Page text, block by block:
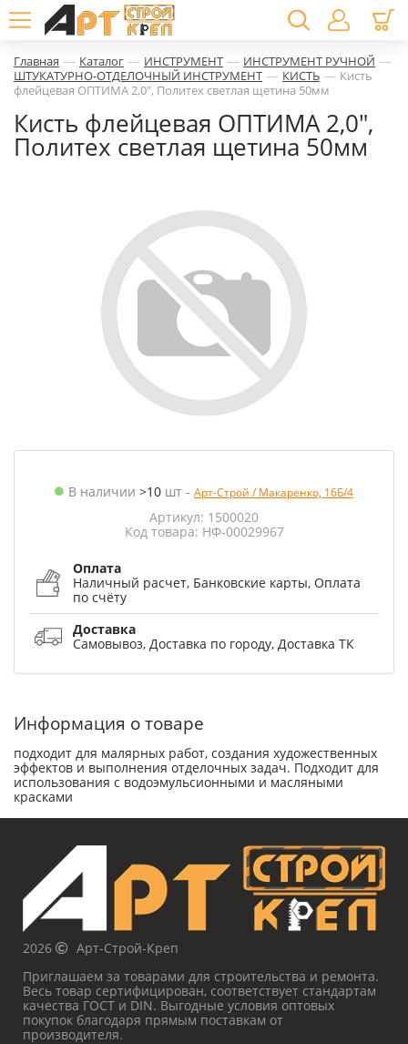
Главная — Каталог — ИНСТРУМЕНТ — ИНСТРУМЕНТ РУЧНОЙ —
ШТУКАТУРНО-ОТДЕЛОЧНЫЙ ИНСТРУМЕНТ — КИСТЬ — Кисть
флейцевая ОПТИМА 2,0", Политех светлая щетина 50мм
Кисть флейцевая ОПТИМА 2,0",
Политех светлая щетина 50мм
В наличии >10 шт - Арт-Строй / Макаренко, 16Б/4
Артикул: 1500020
Код товара: НФ-00029967
Оплата
Наличный расчет, Банковские карты, Оплата
по счёту
Доставка
Самовывоз, Доставка по городу, Доставка ТК
Информация о товаре
подходит для малярных работ, создания художественных
эффектов и выполнения отделочных задач. Подходит для
использования с водоэмульсионными и масляными
красками
2026
Арт-Строй-Креп
Приглашаем за товарами для строительства и ремонта.
Весь товар сертифицирован, соответствует стандартам
качества ГОСТ и DIN. Выгодные условия оптовых
покупок благодаря прямым поставкам от
производителя.